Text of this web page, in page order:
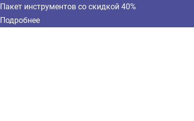
Пакет инструментов со скидкой 40%
Подробнее